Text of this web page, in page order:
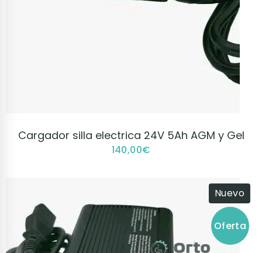
VER PRODUCTO
Cargador silla electrica 24V 5Ah AGM y Gel
140,00€
Oferta
Nuevo